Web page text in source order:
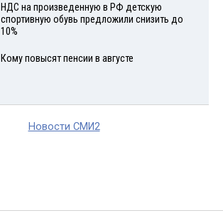
НДС на произведенную в РФ детскую
спортивную обувь предложили снизить до
10%
Кому повысят пенсии в августе
Новости СМИ2